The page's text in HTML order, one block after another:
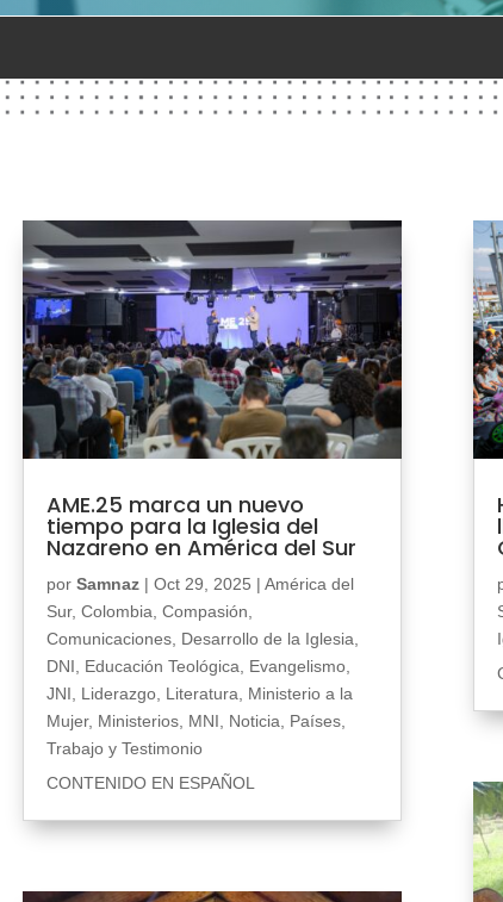
AME.25 marca un nuevo
tiempo para la Iglesia del
Nazareno en América del Sur
por Samnaz| Oct 29, 2025 | América del
Sur, Colombia Compasión
Comunicaciones, Desarrollo de la Iglesia
DNI
Educación Teológica Evangelismo,
JNI
Liderazgo, Literatura
Ministerio a la
Mujer, Ministerios, MNI Noticia Países,
Trabajo y Testimonio
CONTENIDO EN ESPAÑOL